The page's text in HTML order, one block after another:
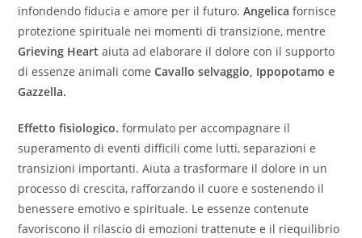
infondendo fiducia e amore per il futuro. Angelicafornisce
protezione spirituale nei momenti di transizione, mentre
Grieving Heartaiuta ad elaborare il dolore con il supporto
di essenze animali come Cavallo selvaggio, Ippopotamo e
Gazzella.
Effetto fisiologico. formulato per accompagnare il
superamento di eventi difficili come lutti, separazioni e
transizioni importanti. Aiuta a trasformare il dolore in un
processo di crescita, rafforzando il cuore e sostenendo il
benessere emotivo e spirituale. Le essenze contenute
favoriscono il rilascio di emozioni trattenute e il riequilibrio